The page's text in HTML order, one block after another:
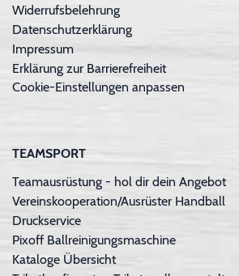
Widerrufsbelehrung
Datenschutzerklärung
Impressum
Erklärung zur Barrierefreiheit
Cookie-Einstellungen anpassen
TEAMSPORT
Teamausrüstung - hol dir dein Angebot
Vereinskooperation/Ausrüster Handball
Druckservice
Pixoff Ballreinigungsmaschine
Kataloge Übersicht